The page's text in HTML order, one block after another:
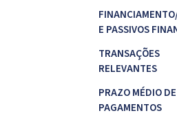
E PASSIVOS
TRANSAÇÕES
RELEVANTES
PRAZO MÉDIO DE
PAGAMENTOS